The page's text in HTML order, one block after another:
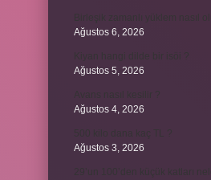
Ağustos 6, 2026
Ağustos 5, 2026
Ağustos 4, 2026
Ağustos 3, 2026